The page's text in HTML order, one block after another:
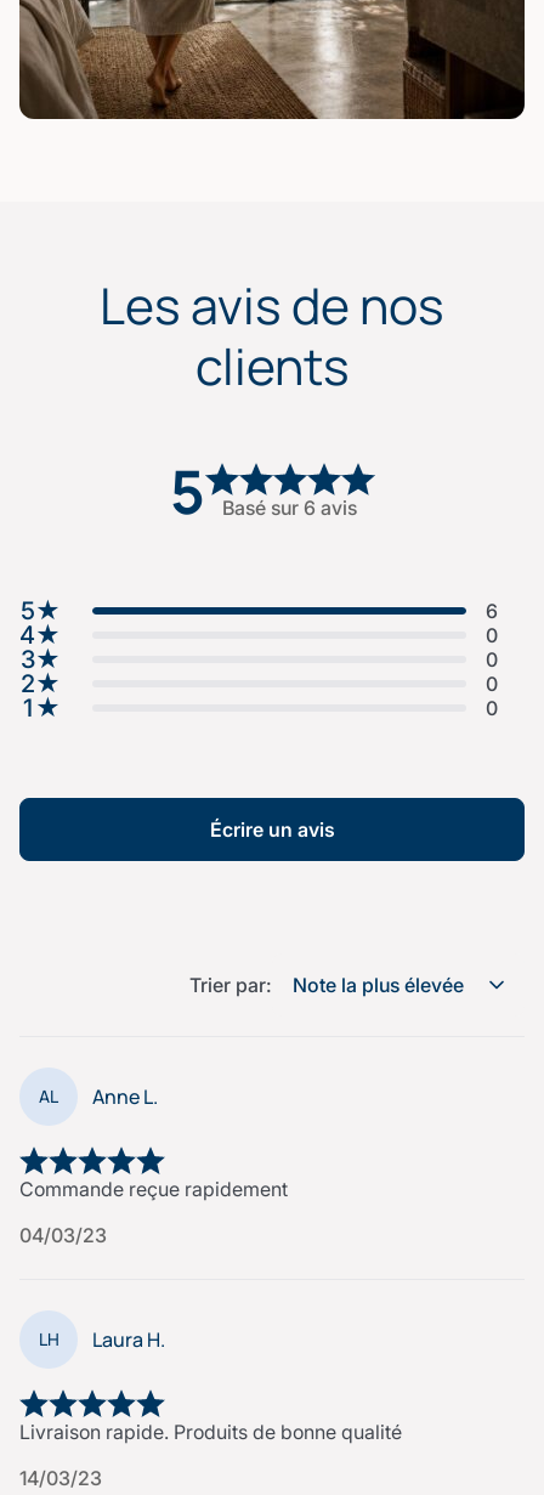
Les avis de nos
clients
5 Basé sur 6 avis
5★ 6
4★ 0
3★ 0
2★ 0
1 ★ 0
Écrire un avis
Trier par: Note la plus élevée
AL Anne L.
Commande reçue rapidement
04/03/23
LH Laura H.
Livraison rapide. Produits de bonne qualité
14/03/23